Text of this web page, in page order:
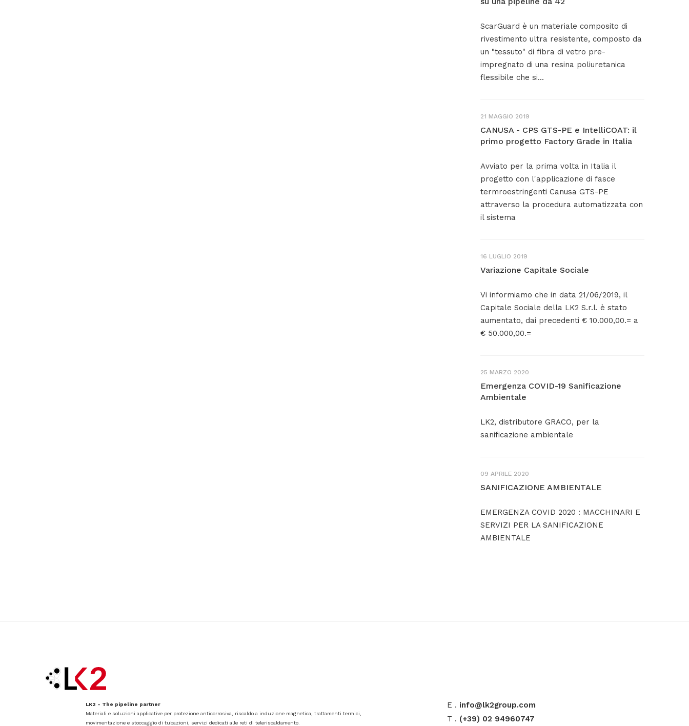
ScarGuard è un materiale composito di
rivestimento ultra resistente, composto da
un "tessuto" di fibra di vetro pre-
impregnato di una resina poliuretanica
flessibile che si...
21 MAGGIO 2019
CANUSA - CPS GTS-PE e IntelliCOAT: il
primo progetto Factory Grade in Italia
Avviato per la prima volta in Italia il
progetto con l'applicazione di fasce
termroestringenti Canusa GTS-PE
attraverso la procedura automatizzata con
il sistema
16 LUGLIO 2019
Variazione Capitale Sociale
Vi informiamo che in data 21/06/2019, il
Capitale Sociale della LK2 S.r.l. è stato
aumentato, dai precedenti € 10.000,00.= a
€ 50.000,00.=
25 MARZO 2020
Emergenza COVID-19 Sanificazione
Ambientale
LK2, distributore GRACO, per la
sanificazione ambientale
09 APRILE 2020
SANIFICAZIONE AMBIENTALE
EMERGENZA COVID 2020 : MACCHINARI E
SERVIZI PER LA SANIFICAZIONE
AMBIENTALE
LK2 - The pipeline partner
Materiali e soluzioni applicative per protezione anticorrosiva, riscaldo a induzione magnetica, trattamenti termici,
movimentazione e stoccaggio di tubazioni, servizi dedicati alle reti di teleriscaldamento.
E . info@lk2group.com
T . (+39) 02 94960747